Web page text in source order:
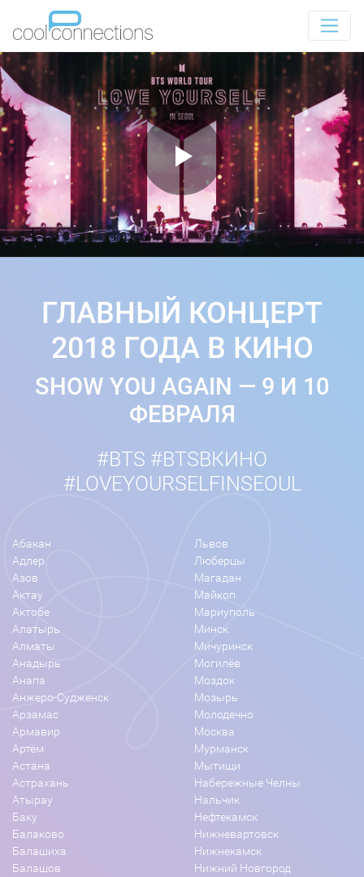
ГЛАВНЫЙ КОНЦЕРТ
2018 ГОДА В КИНО
SHOW YOU AGAIN — 9 И 10
ФЕВРАЛЯ
#BTS #BTSВКИНО
#LOVEYOURSELFINSEOUL
Абакан
Адлер
Азов
Актау
Актобе
Алатырь
Алматы
Анадырь
Анапа
Анжеро-Судженск
Арзамас
Армавир
Артём
Астана
Астрахань
Атырау
Баку
Балаково
Балашиха
Балашов
Львов
Люберцы
Магадан
Майкоп
Мариуполь
Минск
Мичуринск
Могилёв
Моздок
Мозырь
Молодечно
Москва
Мурманск
Мытищи
Набережные Челны
Нальчик
Нефтекамск
Нижневартовск
Нижнекамск
Нижний Новгород